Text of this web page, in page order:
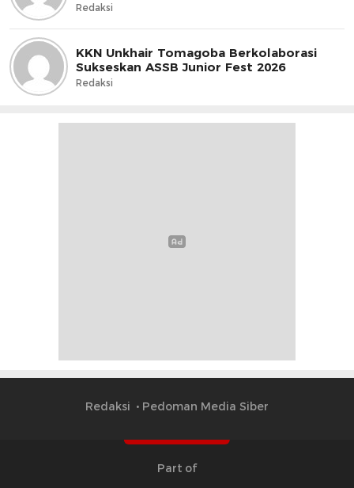
Redaksi
KKN Unkhair Tomagoba Berkolaborasi
Sukseskan ASSB Junior Fest 2026
Redaksi
Redaksi Pedoman Media Siber
Part of